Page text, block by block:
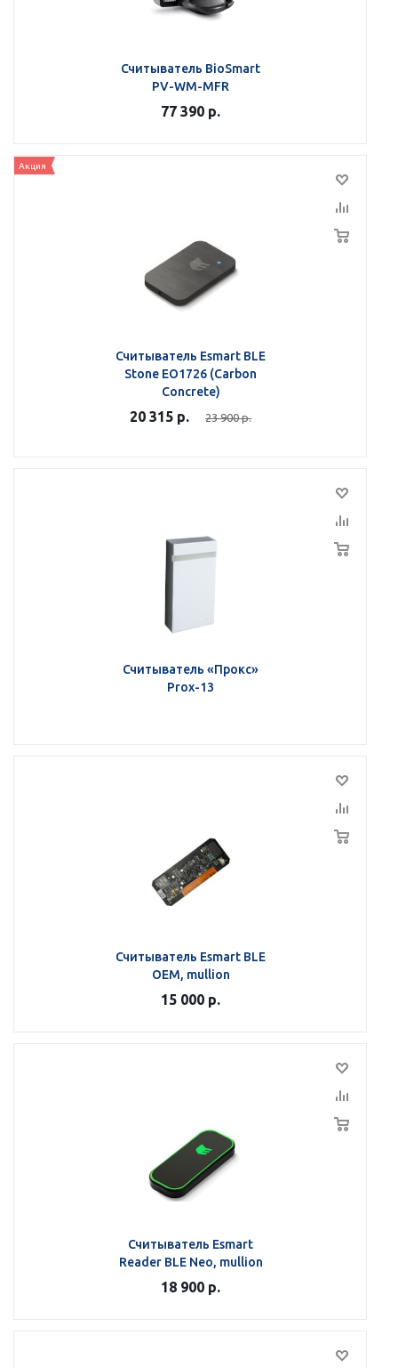
Считыватель BioSmart
PV-WM-MFR
77 390 р.
Акция
Считыватель Esmart BLE
Stone EO1726 (Carbon
Сoncrete)
20 315 р. 23 900р.
Считыватель «Прокс»
Prox-13
Считыватель Esmart BLE
OEM, mullion
15 000 р.
Считыватель Esmart
Reader BLE Neo, mullion
18 900 р.